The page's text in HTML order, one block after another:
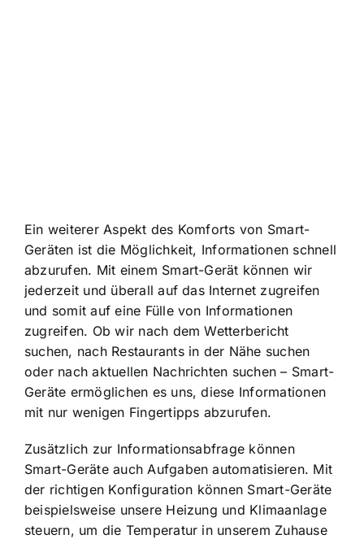
Ein weiterer Aspekt des Komforts von Smart-
Geräten ist die Möglichkeit, Informationen schnell
abzurufen. Mit einem Smart-Gerät können wir
jederzeit und überall auf das Internet zugreifen
und somit auf eine Fülle von Informationen
zugreifen. Ob wir nach dem Wetterbericht
suchen, nach Restaurants in der Nähe suchen
oder nach aktuellen Nachrichten suchen – Smart-
Geräte ermöglichen es uns, diese Informationen
mit nur wenigen Fingertipps abzurufen.
Zusätzlich zur Informationsabfrage können
Smart-Geräte auch Aufgaben automatisieren. Mit
der richtigen Konfiguration können Smart-Geräte
beispielsweise unsere Heizung und Klimaanlage
steuern, um die Temperatur in unserem Zuhause